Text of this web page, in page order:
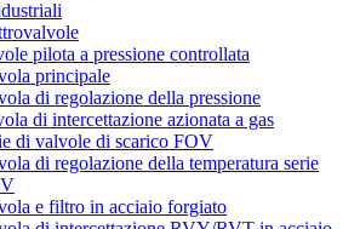
pilota a pressione controllata
principale
di regolazione della pressione
di intercettazione azionata a gas
di valvole di scarico FOV
di regolazione della temperatura serie
e filtro in acciaio forgiato